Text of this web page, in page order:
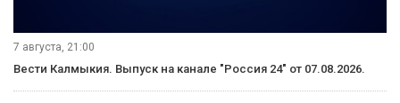
7 августа, 21:00
Вести Калмыкия. Выпуск на канале "Россия 24" от 07.08.2026.